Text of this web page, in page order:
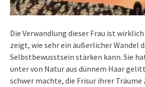
Die Verwandlung dieser Frau ist
zeigt, wie sehr ein äußerlicher Wandel
Selbstbewusstsein stärken kann. Sie
unter von Natur aus dünnem Haar
schwer machte, die Frisur ihrer Träume